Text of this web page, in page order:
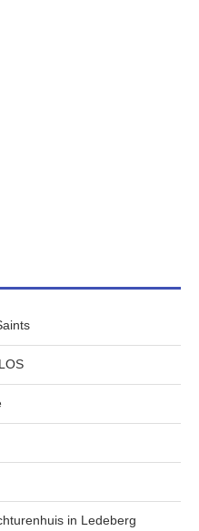
in Ledeberg